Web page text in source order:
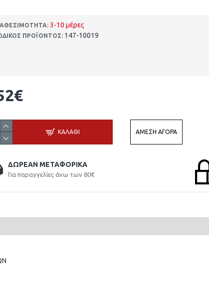
3-10 μέρες
ΠΡΟΪΌΝΤΟΣ: 147-10019
ΚΑΛΆΘΙ ΆΜΕΣΗ ΑΓΟΡΆ
ΔΩΡΕΆΝ ΜΕΤΑΦΟΡΙΚΆ
Για παραγγελίες άνω των 80€